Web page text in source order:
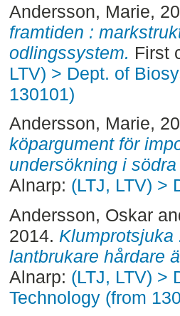
Andersson, Marie,
framtiden :
odlingssystem. First
LTV) > Dept. of
130101)
Andersson, Marie,
köpargument för
undersökning i
Alnarp: (LTJ, LTV) >
Andersson, Oskar
2014. Klumprotsjuka
lantbrukare hårdare
Alnarp: (LTJ, LTV) >
Technology (from